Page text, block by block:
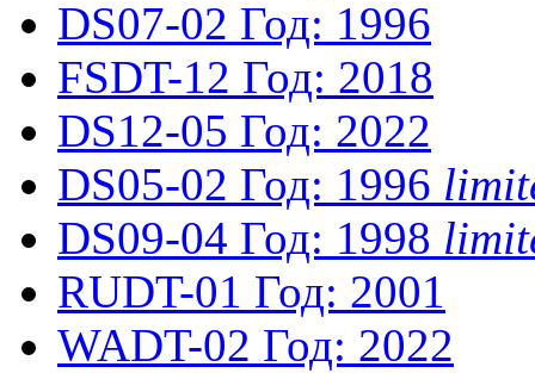
DS07-02 Год: 1996
FSDT-12 Год: 2018
DS12-05 Год: 2022
DS05-02 Год: 1996
DS09-04 Год: 1998
RUDT-01 Год: 2001
WADT-02 Год: 2022